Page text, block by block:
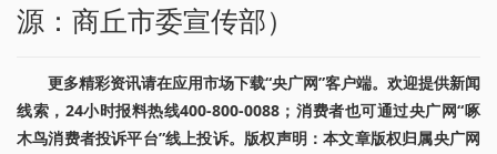
源：商丘市委宣传部）
更多精彩资讯请在应用市场下载“央广网”客户端。欢迎提供新闻
线索，24小时报料热线400-800-0088；消费者也可通过央广网“啄
木鸟消费者投诉平台”线上投诉。版权声明：本文章版权归属央广网